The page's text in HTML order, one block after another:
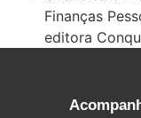
Finanças
editora